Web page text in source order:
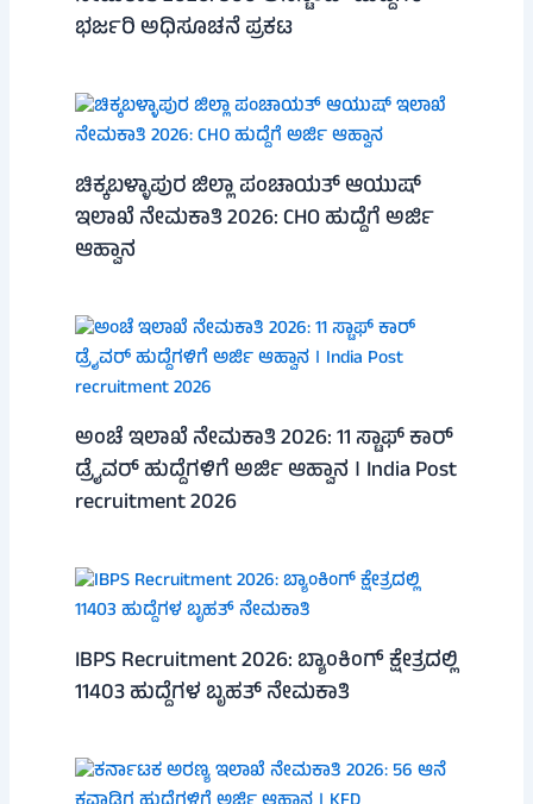
ಭರ್ಜರಿ ಅಧಿಸೂಚನೆ ಪ್ರಕಟ
ಚಿಕ್ಕಬಳ್ಳಾಪುರ ಜಿಲ್ಲಾ ಪಂಚಾಯತ್ ಆಯುಷ್
ಇಲಾಖೆ ನೇಮಕಾತಿ 2026: CHO ಹುದ್ದೆಗೆ ಅರ್ಜಿ
ಆಹ್ವಾನ
ಅಂಚೆ ಇಲಾಖೆ ನೇಮಕಾತಿ 2026: 11 ಸ್ಟಾಫ್ ಕಾರ್
ಡ್ರೈವರ್ ಹುದ್ದೆಗಳಿಗೆ ಅರ್ಜಿ ಆಹ್ವಾನ । India Post
recruitment 2026
IBPS Recruitment 2026: ಬ್ಯಾಂಕಿಂಗ್ ಕ್ಷೇತ್ರದಲ್ಲಿ
11403 ಹುದ್ದೆಗಳ ಬೃಹತ್ ನೇಮಕಾತಿ